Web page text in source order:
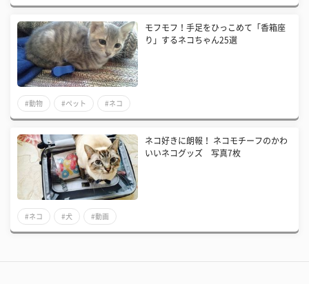
モフモフ！手足をひっこめて「香箱座
り」するネコちゃん25選
#動物 #ペット #ネコ
ネコ好きに朗報！ ネコモチーフのかわ
いいネコグッズ 写真7枚
#ネコ #犬 #動画